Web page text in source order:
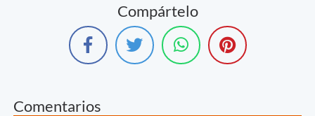
Compártelo
Comentarios